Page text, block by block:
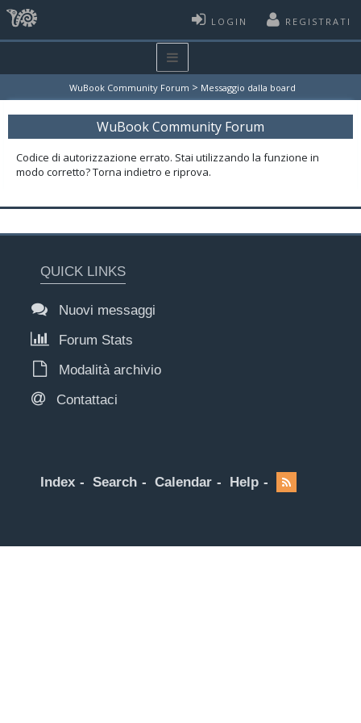
LOGIN REGISTRATI
WuBook Community Forum > Messaggio dalla board
WuBook Community Forum
Codice di autorizzazione errato. Stai utilizzando la funzione in
modo corretto? Torna indietro e riprova.
QUICK LINKS
Nuovi messaggi
Forum Stats
Modalità archivio
Contattaci
Index Search Calendar Help